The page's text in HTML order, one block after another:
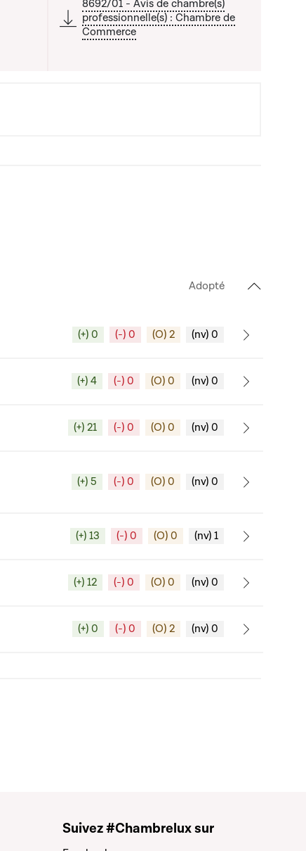
8692/01 - Avis de chambre(s)
professionnelle(s) : Chambre de
Commerce
Adopté
(+) 0 (-) 0 (O) 2 (nv) 0
(+) 4 (-) 0 (O) 0 (nv) 0
(+) 21 (-) 0 (O) 0 (nv) 0
(+) 5 (-) 0 (O) 0 (nv) 0
(+) 13 (-) 0 (O) 0 (nv) 1
(+) 12 (-) 0 (O) 0 (nv) 0
(+) 0 (-) 0 (O) 2 (nv) 0
Suivez #Chambrelux sur